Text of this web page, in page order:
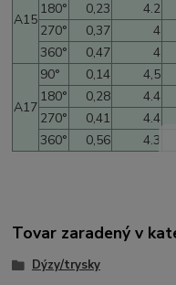
A15
180°
0,23 4.2
270°
0,37 4
360°
0,47 4
A17
90° 0,14 4,5
180°
0,28 4.4
270°
0,41 4.4
360°
0,56 4.3
Tovar zaradený v
Dýzy/trysky